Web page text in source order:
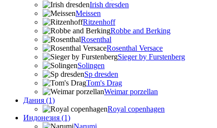
Irish dresden
Meissen
Ritzenhoff
Robbe and Berking
Rosenthal
Rosenthal Versace
Sieger by Furstenberg
Solingen
Sp dresden
Tom's Drag
Weimar porzellan
Дания (1)
Royal copenhagen
Индонезия (1)
Narumi